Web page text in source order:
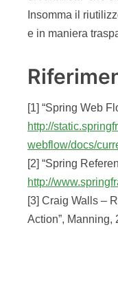
Insomma il
e in maniera
[1] “Spring Web
http://
webflow/docs/
[2] “Spring
http://
[3] Craig Walls –
Action”, Manning,